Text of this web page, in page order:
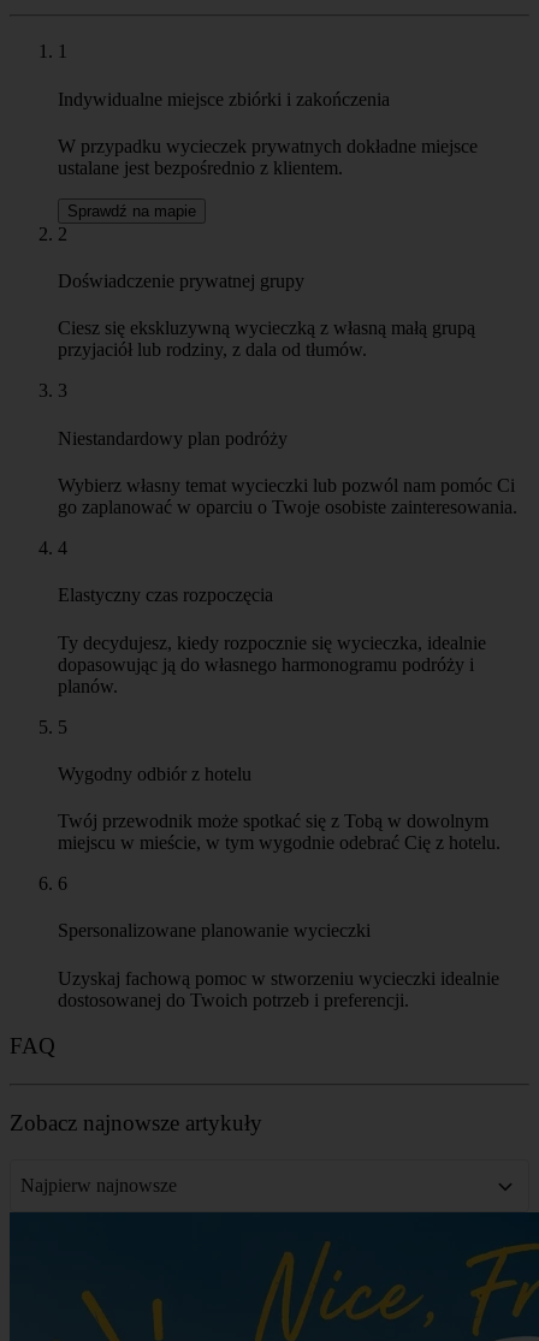
1
Indywidualne miejsce zbiórki i zakończenia
W przypadku wycieczek prywatnych dokładne miejsce
ustalane jest bezpośrednio z klientem.
Sprawdź na mapie
2
Doświadczenie prywatnej grupy
Ciesz się ekskluzywną wycieczką z własną małą grupą
przyjaciół lub rodziny, z dala od tłumów.
3
Niestandardowy plan podróży
Wybierz własny temat wycieczki lub pozwól nam pomóc Ci
go zaplanować w oparciu o Twoje osobiste zainteresowania.
4
Elastyczny czas rozpoczęcia
Ty decydujesz, kiedy rozpocznie się wycieczka, idealnie
dopasowując ją do własnego harmonogramu podróży i
planów.
5
Wygodny odbiór z hotelu
Twój przewodnik może spotkać się z Tobą w dowolnym
miejscu w mieście, w tym wygodnie odebrać Cię z hotelu.
6
Spersonalizowane planowanie wycieczki
Uzyskaj fachową pomoc w stworzeniu wycieczki idealnie
dostosowanej do Twoich potrzeb i preferencji.
FAQ
Zobacz najnowsze artykuły
Najpierw najnowsze